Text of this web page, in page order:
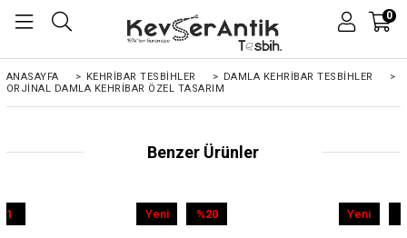
0
ANASAYFA > KEHRIBAR TESBIHLER > DAMLA KEHRİBAR TESBİHLER
>
ORJINAL DAMLA KEHRIBAR ÖZEL TASARIM
Benzer Ürünler
%20
%9